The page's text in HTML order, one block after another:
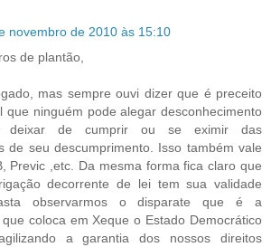
novembro de 2010 às 15:10
de plantão,
mas sempre ouvi dizer que é preceito
que ninguém pode alegar desconhecimento
de cumprir ou se eximir das
de seu descumprimento. Isso também vale
Previc ,etc. Da mesma forma fica claro que
decorrente de lei tem sua validade
observarmos o disparate que é a
coloca em Xeque o Estado Democrático
a garantia dos nossos direitos